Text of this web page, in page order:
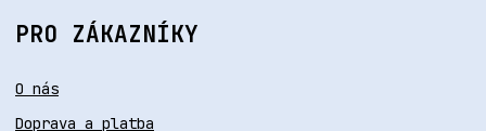
PRO ZÁKAZNÍKY
O nás
Doprava a platba